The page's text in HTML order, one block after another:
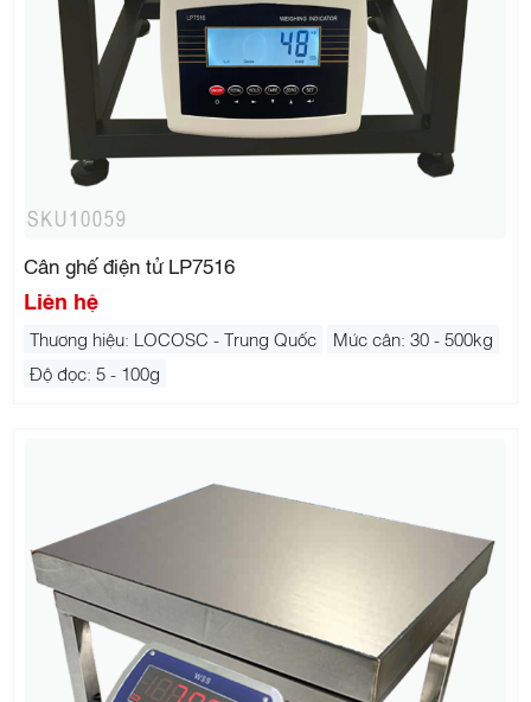
Cân ghế điện tử LP7516
Liên hệ
Thương hiệu: LOCOSC - Trung Quốc
Mức cân: 30 - 500kg
Độ đọc: 5 - 100g